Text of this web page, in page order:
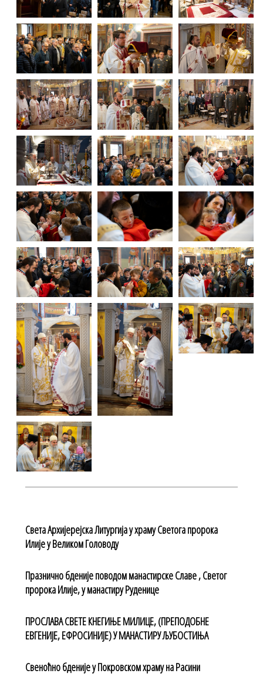
Света Архијерејска Литургија у храму Светога пророка
Илије у Великом Головоду
Празнично бденије поводом манастирске Славе , Светог
пророка Илије, у манастиру Руденице
ПРОСЛАВА СВЕТЕ КНЕГИЊЕ МИЛИЦЕ, (ПРЕПОДОБНЕ
ЕВГЕНИЈЕ, ЕФРОСИНИЈЕ) У МАНАСТИРУ ЉУБОСТИЊА
Свеноћно бденије у Покровском храму на Расини